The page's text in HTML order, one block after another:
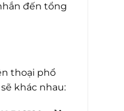
đến tổng
thoại phổ
khác nhau: